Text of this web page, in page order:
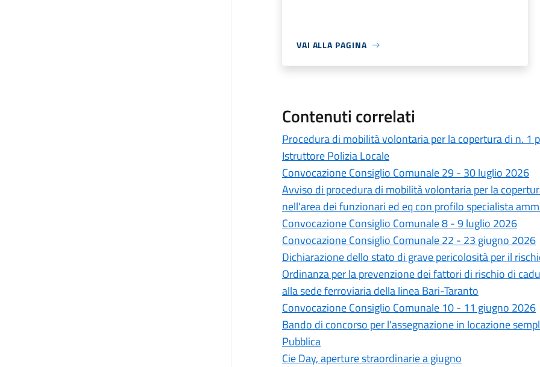
VAI ALLA PAGINA
Contenuti correlati
Procedura di mobilità volontaria per la copertura di n.
Istruttore Polizia Locale
Convocazione Consiglio Comunale 29 - 30 luglio 2026
Avviso di procedura di mobilità volontaria per la
nell'area dei funzionari ed eq con profilo specialista
Convocazione Consiglio Comunale 8 - 9 luglio 2026
Convocazione Consiglio Comunale 22 - 23 giugno 2026
Dichiarazione dello stato di grave pericolosità per il
Ordinanza per la prevenzione dei fattori di rischio di
alla sede ferroviaria della linea Bari-Taranto
Convocazione Consiglio Comunale 10 - 11 giugno 2026
Bando di concorso per l'assegnazione in locazione
Pubblica
Cie Day, aperture straordinarie a giugno